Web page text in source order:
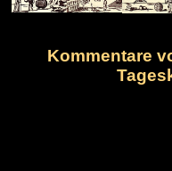
Kommentare